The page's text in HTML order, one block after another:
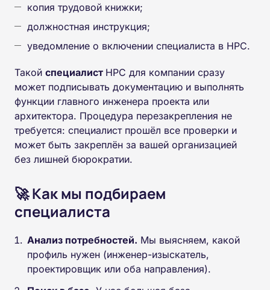
копия трудовой книжки;
должностная инструкция;
уведомление о включении специалиста в НРС.
Такой специалист НРС для компании сразу
может подписывать документацию и выполнять
функции главного инженера проекта или
архитектора. Процедура перезакрепления не
требуется: специалист прошёл все проверки и
может быть закреплён за вашей организацией
без лишней бюрократии.
🚀 Как мы подбираем
специалиста
Анализ потребностей. Мы выясняем, какой
профиль нужен (инженер-изыскатель,
проектировщик или оба направления).